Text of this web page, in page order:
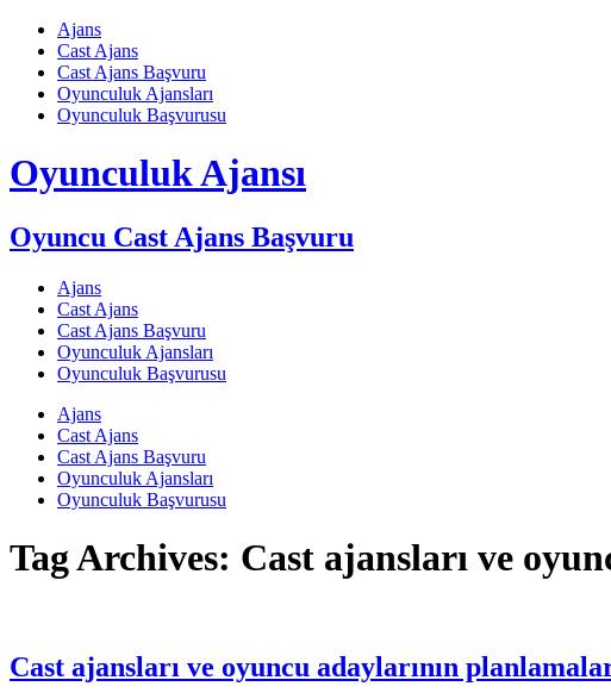
Skip
content
Ajans
Cast Ajans
Cast Ajans Başvuru
Oyunculuk Ajansları
Oyunculuk Başvurusu
Oyunculuk Ajansı
Oyuncu Cast Ajans Başvuru
Ajans
Cast Ajans
Cast Ajans Başvuru
Oyunculuk Ajansları
Oyunculuk Başvurusu
Ajans
Cast Ajans
Cast Ajans Başvuru
Oyunculuk Ajansları
Oyunculuk Başvurusu
Tag Archives: Cast ajansları ve
Cast ajansları ve oyuncu adaylarının